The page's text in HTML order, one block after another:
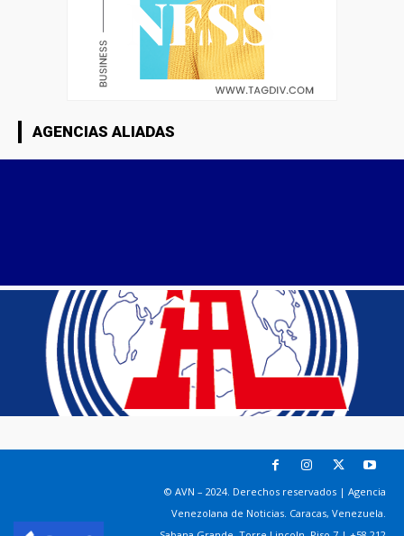
AGENCIAS ALIADAS
© AVN – 2024. Derechos reservados | Agencia
Venezolana de Noticias. Caracas, Venezuela.